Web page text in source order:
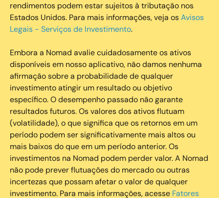
rendimentos podem estar sujeitos à tributação nos
Estados Unidos. Para mais informações, veja osAvisos
Legais - Serviços de Investimento.
Embora a Nomad avalie cuidadosamente os ativos
disponíveis em nosso aplicativo, não damos nenhuma
afirmação sobre a probabilidade de qualquer
investimento atingir um resultado ou objetivo
específico. O desempenho passado não garante
resultados futuros. Os valores dos ativos flutuam
(volatilidade), o que significa que os retornos em um
período podem ser significativamente mais altos ou
mais baixos do que em um período anterior. Os
investimentos na Nomad podem perder valor. A Nomad
não pode prever flutuações do mercado ou outras
incertezas que possam afetar o valor de qualquer
investimento. Para mais informações, acesse Fatores